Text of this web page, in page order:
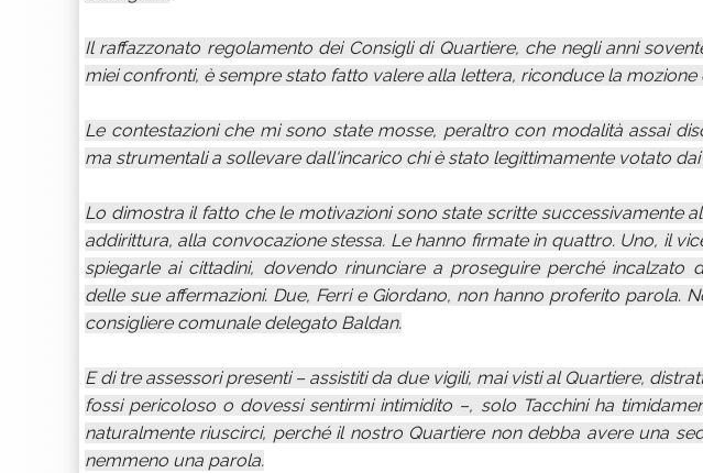
Il raffazzonato regolamento dei Consigli di Quartiere, che negli anni
miei confronti, è sempre stato fatto valere alla lettera, riconduce la mozione
Le contestazioni che mi sono state mosse, peraltro con modalità assai
ma strumentali a sollevare dall'incarico chi è stato legittimamente votato dai
Lo dimostra il fatto che le motivazioni sono state scritte successivamente
addirittura, alla convocazione stessa. Le hanno firmate in quattro. Uno, il
spiegarle ai cittadini, dovendo rinunciare a proseguire perché incalzato
delle sue affermazioni. Due, Ferri e Giordano, non hanno proferito parola.
consigliere comunale delegato Baldan.
E di tre assessori presenti – assistiti da due vigili, mai visti al Quartiere,
fossi pericoloso o dovessi sentirmi intimidito –, solo Tacchini ha
naturalmente riuscirci, perché il nostro Quartiere non debba avere una
nemmeno una parola.